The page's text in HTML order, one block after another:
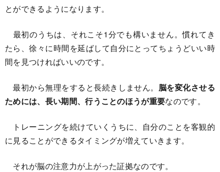
とができるようになります。
最初のうちは、それこそ1分でも構いません。慣れてき
たら、徐々に時間を延ばして自分にとってちょうどいい時
間を見つければいいのです。
最初から無理をすると長続きしません。 脳を変化させる
ためには、長い期間、行うことのほうが重要なのです。
トレーニングを続けていくうちに、自分のことを客観的
に見ることができるタイミングが増えていきます。
それが脳の注意力が上がった証拠なのです。